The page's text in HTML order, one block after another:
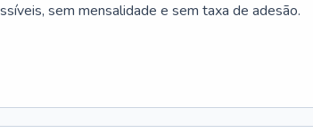
sem mensalidade e sem taxa de adesão.